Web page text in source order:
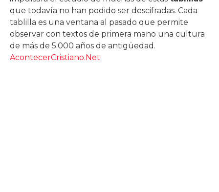
que todavía no han podido ser descifradas. Cada
tablilla es una ventana al pasado que permite
observar con textos de primera mano una cultura
de más de 5.000 años de antigüedad.
AcontecerCristiano.Net